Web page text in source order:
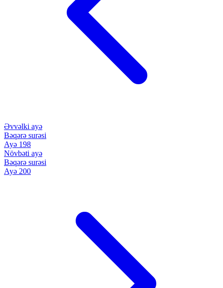
Əvvəlki ayə
Bəqərə surəsi
Ayə 198
Növbəti ayə
Bəqərə surəsi
Ayə 200